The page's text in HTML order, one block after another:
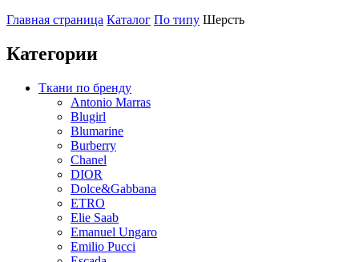
Главная страница Каталог По типу Шерсть
Категории
Ткани по бренду
Antonio Marras
Blugirl
Blumarine
Burberry
Chanel
DIOR
Dolce&Gabbana
ETRO
Elie Saab
Emanuel Ungaro
Emilio Pucci